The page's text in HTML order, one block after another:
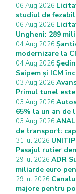
06 Aug 2026
studiul de
06 Aug 2026
Ungheni: 289
04 Aug 2026
modernizare la
04 Aug 2026
Saipem și ICM
03 Aug 2026
Primul tunel
03 Aug 2026
65% la un an de
03 Aug 2026
de transport:
31 Iul 2026
Pasajul rutier
29 Iul 2026 ADR
miliarde euro
29 Iul 2026
majore pentru